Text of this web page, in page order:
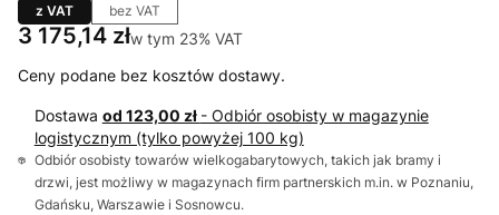
z VAT bez VAT
Cena
3 175,14 złw tym 23% VAT
w tym 23% VAT
Ceny podane bez kosztów dostawy.
Dostawa od 123,00 zł - Odbiór osobisty w magazynie
logistycznym (tylko powyżej 100 kg)
Odbiór osobisty towarów wielkogabarytowych, takich jak bramy i
drzwi, jest możliwy w magazynach firm partnerskich m.in. w Poznaniu,
Gdańsku, Warszawie i Sosnowcu.